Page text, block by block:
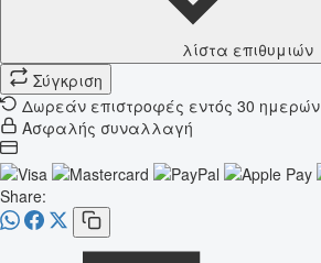
λίστα επιθυμιών
Σύγκριση
Δωρεάν επιστροφές εντός 30 ημερών
Ασφαλής συναλλαγή
Share: